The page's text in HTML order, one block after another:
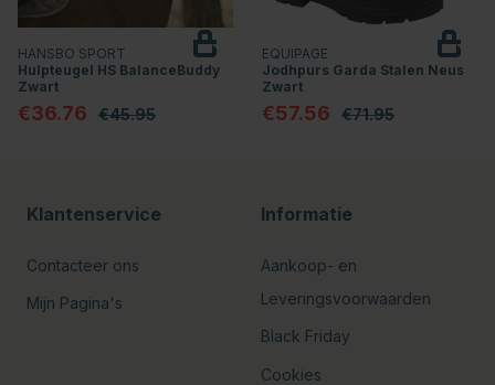
HANSBO SPORT
Hulpteugel HS BalanceBuddy
Zwart
€36.76 €45.95
EQUIPAGE
Jodhpurs Garda Stalen Neus
Zwart
€57.56 €71.95
Klantenservice
Contacteer ons
Mijn Pagina's
Informatie
Aankoop- en
Leveringsvoorwaarden
Black Friday
Cookies